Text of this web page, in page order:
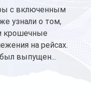
с включенным
узнали о том,
крошечные
на рейсах.
выпущен...